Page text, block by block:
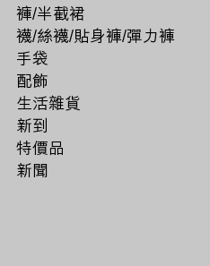
褲/半截裙
襪/絲襪/貼身褲/彈力褲
手袋
配飾
生活雜貨
新到
特價品
新聞